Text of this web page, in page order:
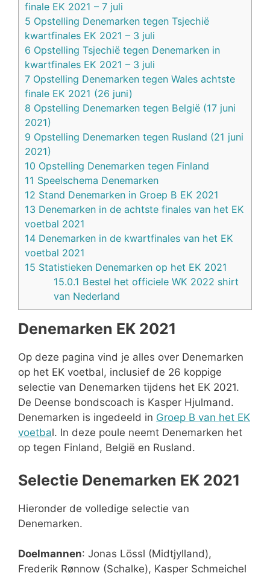
finale EK 2021 – 7 juli
5 Opstelling Denemarken tegen Tsjechië
kwartfinales EK 2021 – 3 juli
6 Opstelling Tsjechië tegen Denemarken in
kwartfinales EK 2021 – 3 juli
7 Opstelling Denemarken tegen Wales achtste
finale EK 2021 (26 juni)
8 Opstelling Denemarken tegen België (17 juni
2021)
9 Opstelling Denemarken tegen Rusland (21 juni
2021)
10 Opstelling Denemarken tegen Finland
11 Speelschema Denemarken
12 Stand Denemarken in Groep B EK 2021
13 Denemarken in de achtste finales van het EK
voetbal 2021
14 Denemarken in de kwartfinales van het EK
voetbal 2021
15 Statistieken Denemarken op het EK 2021
15.0.1 Bestel het officiele WK 2022 shirt
van Nederland
Denemarken EK 2021
Op deze pagina vind je alles over Denemarken
op het EK voetbal, inclusief de 26 koppige
selectie van Denemarken tijdens het EK 2021.
De Deense bondscoach is Kasper Hjulmand.
Denemarken is ingedeeld in Groep B van het EK
voetbal. In deze poule neemt Denemarken het
op tegen Finland, België en Rusland.
Selectie Denemarken EK 2021
Hieronder de volledige selectie van
Denemarken.
Doelmannen: Jonas Lössl (Midtjylland),
Frederik Rønnow (Schalke), Kasper Schmeichel